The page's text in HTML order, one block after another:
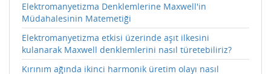
Elektromanyetizma Denklemlerine Maxwell'in
Müdahalesinin Matemetiği
Elektromanyetizma etkisi üzerinde aşıt ilkesini
kulanarak Maxwell denklemlerini nasıl türetebiliriz?
Kırınım ağında ikinci harmonik üretim olayı nasıl